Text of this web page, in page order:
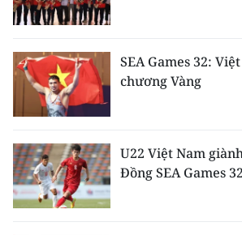
SEA Games 32:
chương Vàng
U22 Việt Nam
Đồng SEA Games 32